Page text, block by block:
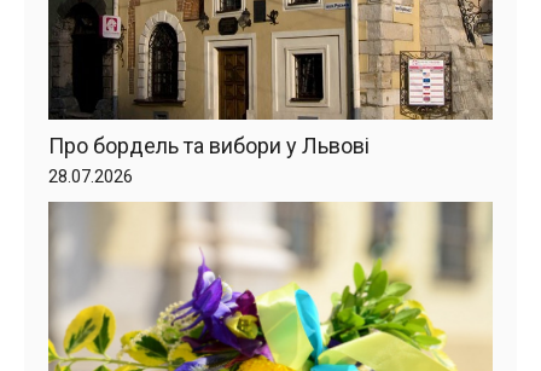
Про бордель та вибори у Львові
28.07.2026